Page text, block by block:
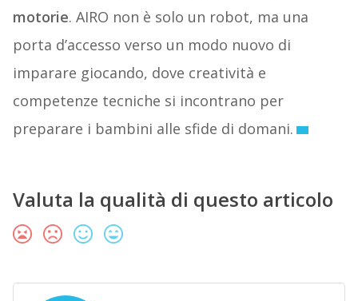
motorie. AIRO non è solo un robot, ma una
porta d’accesso verso un modo nuovo di
imparare giocando, dove creatività e
competenze tecniche si incontrano per
preparare i bambini alle sfide di domani.
Valuta la qualità di questo articolo